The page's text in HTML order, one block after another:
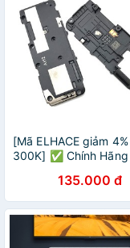
[Mã ELHACE giảm
300K] ✅ Chính
Redmi K20 Pro Chính
Giá Rẻ
135.000 đ